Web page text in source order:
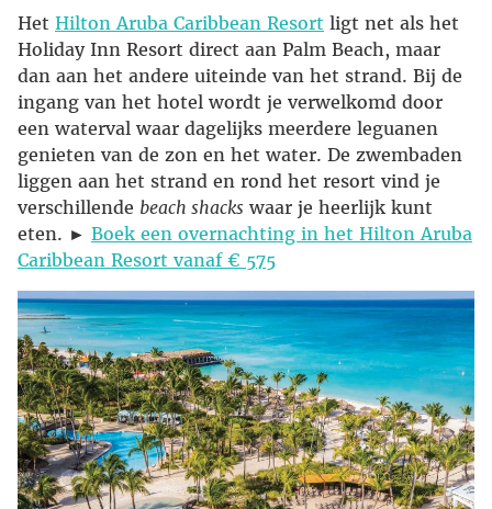
Het Hilton Aruba Caribbean Resort ligt net als het
Holiday Inn Resort direct aan Palm Beach, maar
dan aan het andere uiteinde van het strand. Bij de
ingang van het hotel wordt je verwelkomd door
een waterval waar dagelijks meerdere leguanen
genieten van de zon en het water. De zwembaden
liggen aan het strand en rond het resort vind je
verschillende beach shacks waar je heerlijk kunt
eten. ► Boek een overnachting in het Hilton Aruba
Caribbean Resort vanaf € 575